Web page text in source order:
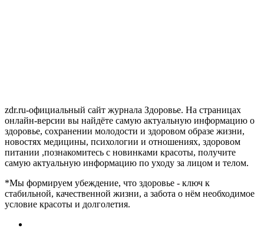
zdr.ru-официальный сайт журнала Здоровье. На страницах
онлайн-версии вы найдёте самую актуальную информацию о
здоровье, сохранении молодости и здоровом образе жизни,
новостях медицины, психологии и отношениях, здоровом
питании ,познакомитесь с новинками красоты, получите
самую актуальную информацию по уходу за лицом и телом.
*Мы формируем убеждение, что здоровье - ключ к
стабильной, качественной жизни, а забота о нём необходимое
условие красоты и долголетия.